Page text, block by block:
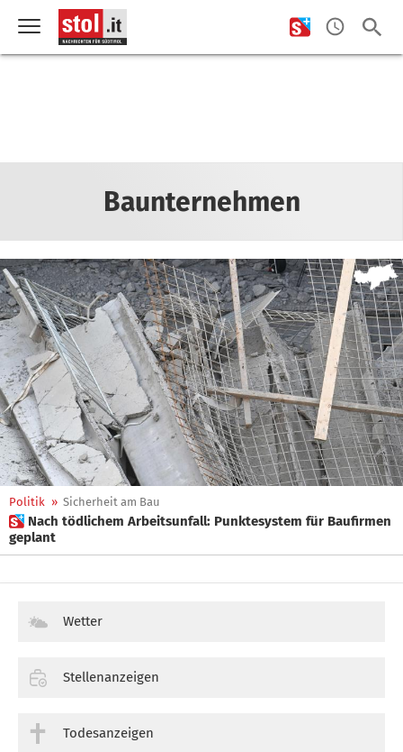
Baunternehmen
Politik » Sicherheit am Bau
 Nach tödlichem Arbeitsunfall: Punktesystem für Baufirmen
geplant
Wetter
Stellenanzeigen
Todesanzeigen